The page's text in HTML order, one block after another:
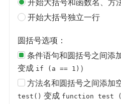
开始大括号独立一行
圆括号选项：
条件语句和圆括号之间添
变成 if (a == 1) ）
方法名和圆括号之间添加
test() 变成 function test